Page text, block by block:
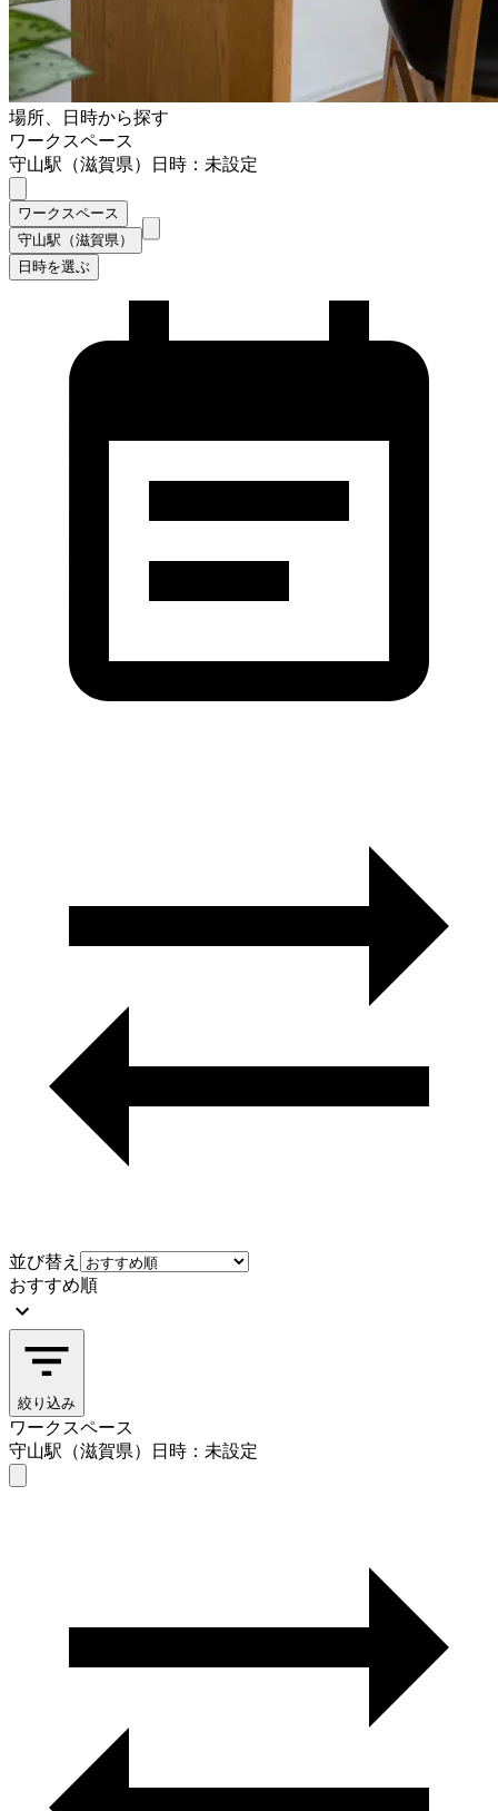
場所、日時から探す
ワークスペース
守山駅（滋賀県）
日時：未設定
ワークスペース
守山駅（滋賀県）
日時を選ぶ
並び替え
おすすめ順
絞り込み
ワークスペース
守山駅（滋賀県）
日時：未設定